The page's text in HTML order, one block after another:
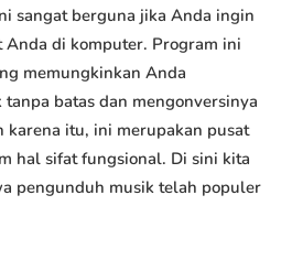
sangat berguna jika Anda ingin
di komputer. Program ini
memungkinkan Anda
batas dan mengonversinya
karena itu, ini merupakan pusat
hal sifat fungsional. Di sini kita
pengunduh musik telah populer